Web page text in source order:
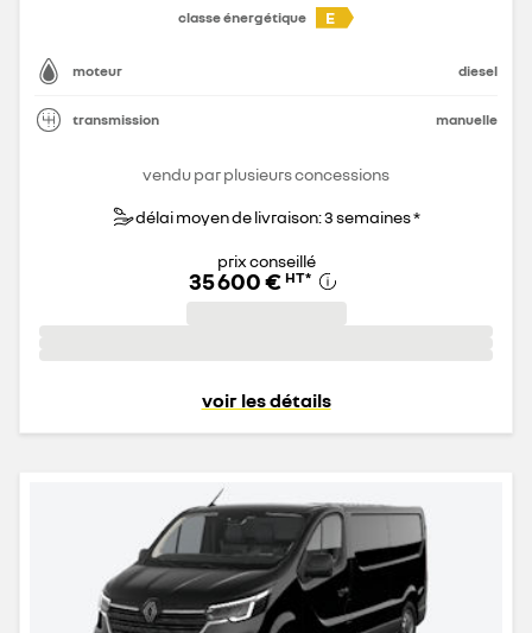
classe énergétique
E
moteur diesel
transmission manuelle
vendu par plusieurs concessions
délai moyen de livraison: 3 semaines *
prix conseillé
35 600 € HT*
voir les détails